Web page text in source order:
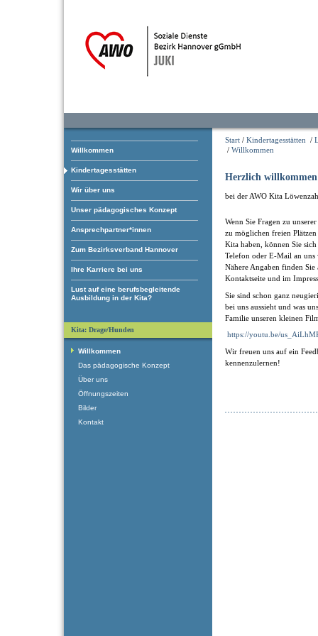
Willkommen
Kindertagesstätten
Wir über uns
Unser pädagogisches Konzept
Ansprechpartner*innen
Zum Bezirksverband Hannover
Ihre Karriere bei uns
Lust auf eine berufsbegleitende
Ausbildung in der Kita?
Start / Kindertagesstätten /
/ Willkommen
Herzlich willkommen
bei der AWO Kita
Wenn Sie Fragen zu
zu möglichen freien
Kita haben, können Sie
Telefon oder E-Mail an uns
Nähere Angaben finden Sie
Kontaktseite und im
Sie sind schon ganz
bei uns aussieht und was
Familie unseren kleinen
https://youtu.be/
Wir freuen uns auf ein
kennenzulernen!
Kita: Drage/Hunden
Willkommen
Das pädagogische Konzept
Über uns
Öffnungszeiten
Bilder
Kontakt